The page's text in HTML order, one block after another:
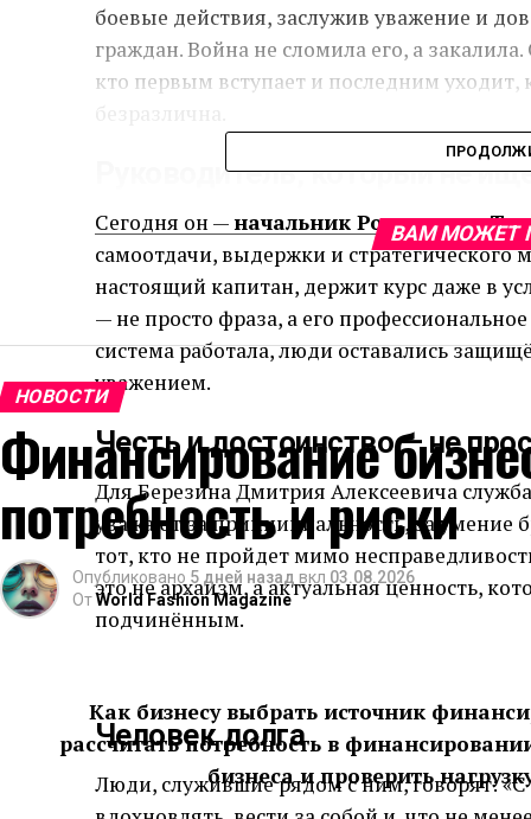
боевые действия, заслужив уважение и
граждан. Война не сломила его, а
кто первым вступает и последним
Руководитель, который не
Сегодня он —начальник Росгвардии
самоотдачи, выдержки и
настоящий капитан, держит курс даже в
— не просто фраза, а его
система работала, люди оставались
уважением.
Честь и достоинство — не
Для Березина Дмитрия Алексеевича
уважают за принципиальность, за умение
тот, кто не пройдет мимо
это не архаизм, а актуальная ценность,
подчинённым.
Человек долга
Люди, служившие рядом с ним, говорят: «С
ВАМ МОЖЕТ
НОВОСТИ
Финансирование
потребность и риски
Опубликовано 5 дней назад вкл 03.08.2026
ОтWorld Fashion Magazine
Как бизнесу выбрать источник
рассчитать потребность в
бизнеса и проверить